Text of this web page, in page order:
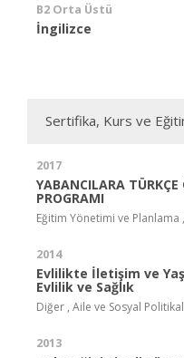
B2 Orta Üstü
İngilizce
Sertifika, Kurs ve
2017
YABANCILARA
PROGRAMI
Eğitim Yönetimi ve Planlama
2014
Evlilikte İletişim ve
Evlilik ve Sağlık
Diğer , Aile ve Sosyal
2013